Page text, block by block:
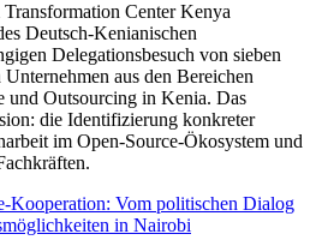
Center Kenya
Deutsch-Kenianischen
Delegationsbesuch von sieben
aus den Bereichen
und Outsourcing in Kenia. Das
die Identifizierung konkreter
im Open-Source-Ökosystem und
Kooperation: Vom politischen Dialog
in Nairobi